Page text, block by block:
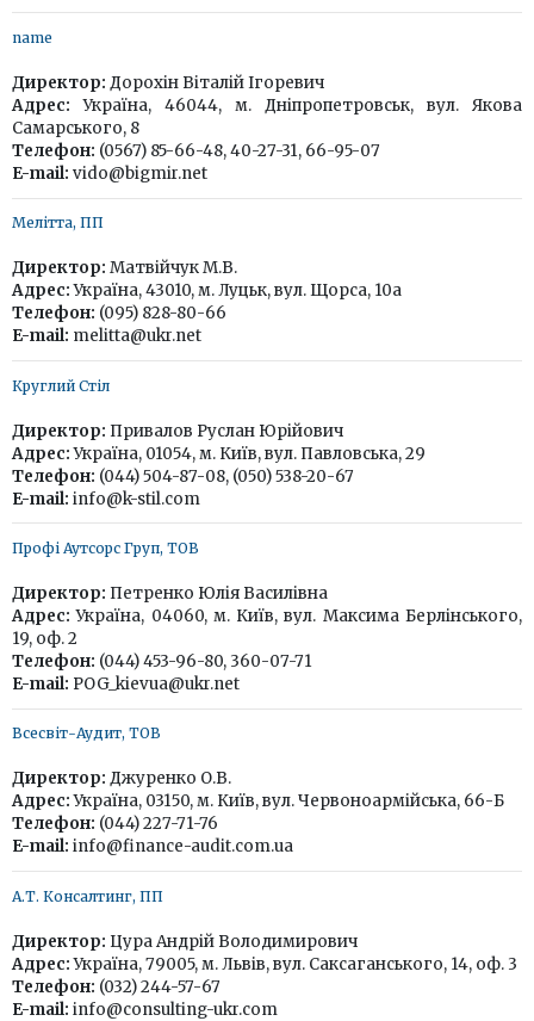
name
Директор: Дорохін Віталій Ігоревич
Адрес: Україна, 46044, м. Дніпропетровськ, вул. Якова
Самарського, 8
Телефон: (0567) 85-66-48, 40-27-31, 66-95-07
E-mail: vido@bigmir.net
Мелітта, ПП
Директор: Матвійчук М.В.
Адрес:Україна, 43010, м. Луцьк, вул. Щорса, 10а
Телефон: (095) 828-80-66
E-mail: melitta@ukr.net
Круглий Стіл
Директор: Привалов Руслан Юрійович
Адрес:Україна, 01054, м. Київ, вул. Павловська, 29
Телефон: (044) 504-87-08, (050) 538-20-67
E-mail: info@k-stil.com
Профі Аутсорс Груп, ТОВ
Директор: Петренко Юлія Василівна
Адрес: Україна, 04060, м. Київ, вул. Максима Берлінського,
19, оф. 2
Телефон: (044) 453-96-80, 360-07-71
E-mail: POG_kievua@ukr.net
Всесвіт-Аудит, ТОВ
Директор: Джуренко О.В.
Адрес:Україна, 03150, м. Київ, вул. Червоноармійська, 66-Б
Телефон: (044) 227-71-76
E-mail: info@finance-audit.com.ua
А.Т. Консалтинг, ПП
Директор: Цура Андрій Володимирович
Адрес:Україна, 79005, м. Львів, вул. Саксаганського, 14, оф. 3
Телефон: (032) 244-57-67
E-mail: info@consulting-ukr.com